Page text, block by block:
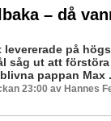
– då
levererade på
såg ut att
pappan Max
23:00 av Hannes